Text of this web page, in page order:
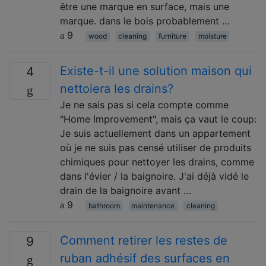
être une marque en surface, mais une
marque. dans le bois probablement …
9
wood cleaning furniture moisture
4
Existe-t-il une solution maison qui
nettoiera les drains?
Je ne sais pas si cela compte comme
"Home Improvement", mais ça vaut le coup:
Je suis actuellement dans un appartement
où je ne suis pas censé utiliser de produits
chimiques pour nettoyer les drains, comme
dans l'évier / la baignoire. J'ai déjà vidé le
drain de la baignoire avant …
9
bathroom maintenance cleaning
9
Comment retirer les restes de
ruban adhésif des surfaces en